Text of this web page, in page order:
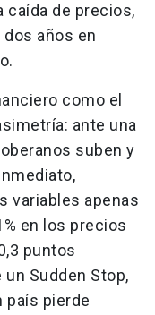
de precios,
años en
como el
ante una
suben y
variables apenas
en los precios
puntos
Sudden Stop,
país pierde